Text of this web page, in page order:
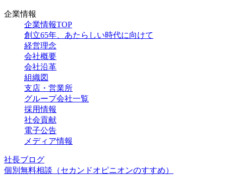
企業情報
企業情報TOP
創立65年、あたらしい時代に向けて
経営理念
会社概要
会社沿革
組織図
支店・営業所
グループ会社一覧
採用情報
社会貢献
電子公告
メディア情報
社長ブログ
個別無料相談 （セカンドオピニオンのすすめ）